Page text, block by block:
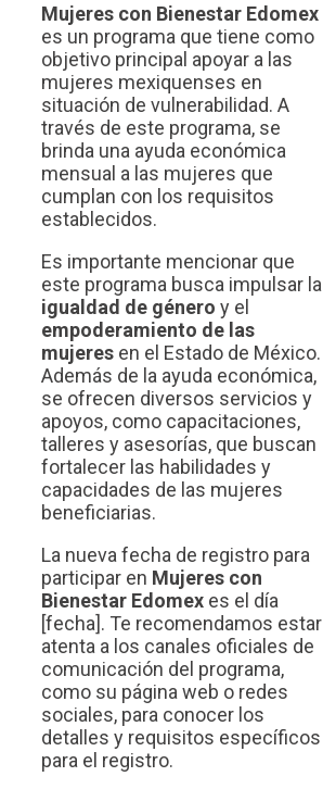
Mujeres con Bienestar Edomex
es un programa que tiene como
objetivo principal apoyar a las
mujeres mexiquenses en
situación de vulnerabilidad. A
través de este programa, se
brinda una ayuda económica
mensual a las mujeres que
cumplan con los requisitos
establecidos.
Es importante mencionar que
este programa busca impulsar la
igualdad de género y el
empoderamiento de las
mujeres en el Estado de México.
Además de la ayuda económica,
se ofrecen diversos servicios y
apoyos, como capacitaciones,
talleres y asesorías, que buscan
fortalecer las habilidades y
capacidades de las mujeres
beneficiarias.
La nueva fecha de registro para
participar en Mujeres con
Bienestar Edomex es el día
[fecha]. Te recomendamos estar
atenta a los canales oficiales de
comunicación del programa,
como su página web o redes
sociales, para conocer los
detalles y requisitos específicos
para el registro.